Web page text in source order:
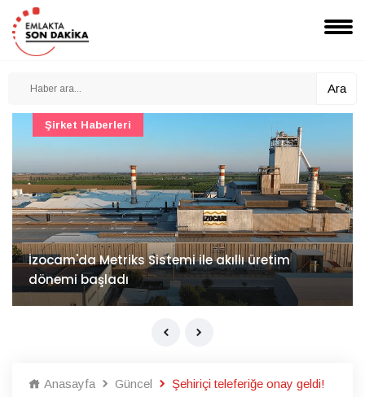
Ara
İzocam'da Metriks Sistemi ile akıllı üretim
dönemi başladı
Şirket Haberleri
Anasayfa Güncel Şehiriçi teleferiğe onay geldi!